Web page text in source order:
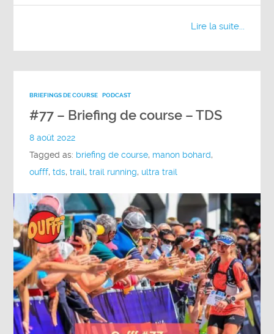
Lire la suite...
BRIEFINGS DE COURSE PODCAST
#77 – Briefing de course – TDS
8 août 2022
Tagged as: briefing de course, manon bohard,
oufff,tds,trail,trail running, ultra trail